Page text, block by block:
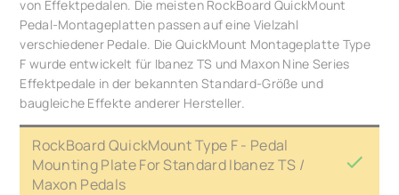
von Effektpedalen. Die meisten RockBoard QuickMount
Pedal-Montageplatten passen auf eine Vielzahl
verschiedener Pedale. Die QuickMount Montageplatte Type
F wurde entwickelt für Ibanez TS und Maxon Nine Series
Effektpedale in der bekannten Standard-Größe und
baugleiche Effekte anderer Hersteller.
RockBoard QuickMount Type F - Pedal
Mounting Plate For Standard Ibanez TS /
Maxon Pedals